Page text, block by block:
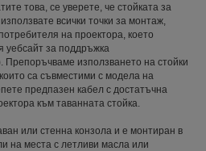
това, се уверете, че стойката за
всички точки за монтаж,
на проектора, което
уебсайт за поддръжка
Препоръчваме използването на стойки
са съвместими с модела на
предпазен кабел с достатъчна
към таванната стойка.
или стенна конзола и е монтиран в
на места с летливи масла или